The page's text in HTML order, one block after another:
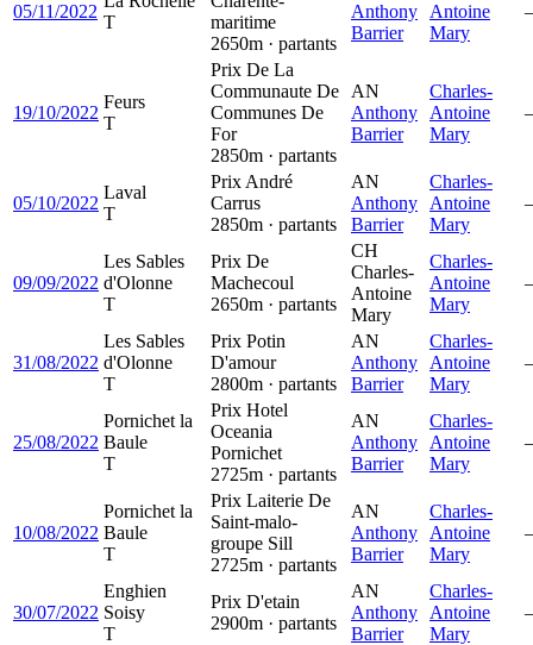
05/11/2022
T
maritime
2650m · partants
Anthony
Barrier
Antoine
Mary
19/10/2022
Feurs
T
Prix De La
Communaute De
Communes De
For
2850m · partants
AN
Anthony
Barrier
Charles-
Antoine
Mary
05/10/2022
Laval
T
Prix André
Carrus
2850m · partants
AN
Anthony
Barrier
Charles-
Antoine
Mary
09/09/2022
Les Sables
d'Olonne
T
Prix De
Machecoul
2650m · partants
CH
Charles-
Antoine
Mary
Charles-
Antoine
Mary
31/08/2022
Les Sables
d'Olonne
T
Prix Potin
D'amour
2800m · partants
AN
Anthony
Barrier
Charles-
Antoine
Mary
25/08/2022
Pornichet la
Baule
T
Prix Hotel
Oceania
Pornichet
2725m · partants
AN
Anthony
Barrier
Charles-
Antoine
Mary
10/08/2022
Pornichet la
Baule
T
Prix Laiterie De
Saint-malo-
groupe Sill
2725m · partants
AN
Anthony
Barrier
Charles-
Antoine
Mary
30/07/2022
Enghien
Soisy
T
Prix D'etain
2900m · partants
AN
Anthony
Barrier
Charles-
Antoine
Mary